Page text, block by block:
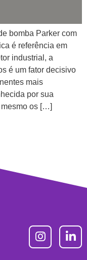
bomba Parker com
é referência em
industrial, a
é um fator decisivo
mais
por sua
os […]